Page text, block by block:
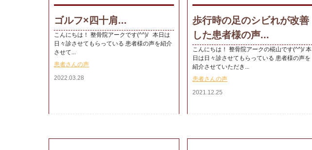
ゴルフ×四十肩...
こんにちは！ 整骨院アークです(^^)/ 本日は
日々診させてもらっている 患者様の声を紹介
させて...
患者さんの声
2022.03.28
歩行時の足のシビれが改善
した患者様の声...
こんにちは！ 整骨院アークの椛山です(^^)/ 本
日は日々診させてもらっている 患者様の声を
紹介させていただき...
患者さんの声
2021.12.25